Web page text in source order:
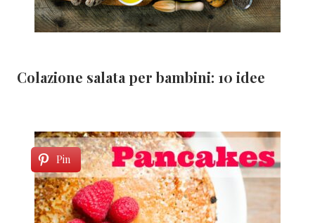
Colazione salata per bambini: 10 idee
Pin